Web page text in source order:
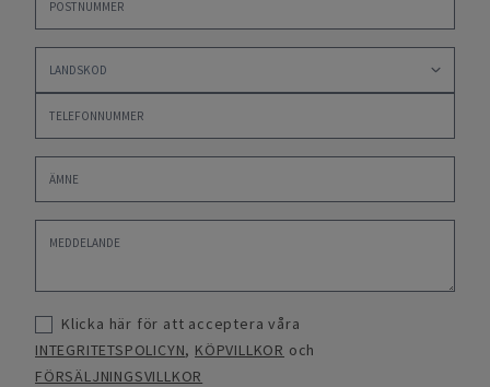
Klicka här för att acceptera våra
INTEGRITETSPOLICYN, KÖPVILLKOR och
FÖRSÄLJNINGSVILLKOR